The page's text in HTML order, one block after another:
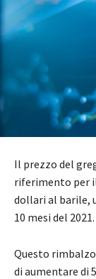
Il prezzo del
riferimento per
dollari al barile,
10 mesi del 2021.
Questo
di aumentare di